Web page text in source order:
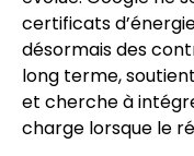
certificats
désormais des
long terme,
et cherche à
charge lorsque le